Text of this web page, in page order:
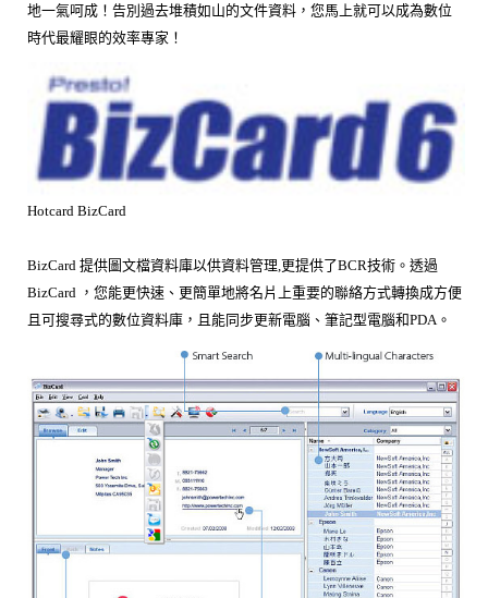
地一氣呵成！告別過去堆積如山的文件資料，您馬上就可以成為數位
時代最耀眼的效率專家！
Hotcard BizCard
BizCard 提供圖文檔資料庫以供資料管理,更提供了BCR技術。透過
BizCard ，您能更快速、更簡單地將名片上重要的聯絡方式轉換成方便
且可搜尋式的數位資料庫，且能同步更新電腦、筆記型電腦和PDA。